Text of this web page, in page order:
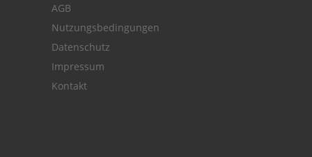
AGB
Nutzungsbedingungen
Datenschutz
Impressum
Kontakt